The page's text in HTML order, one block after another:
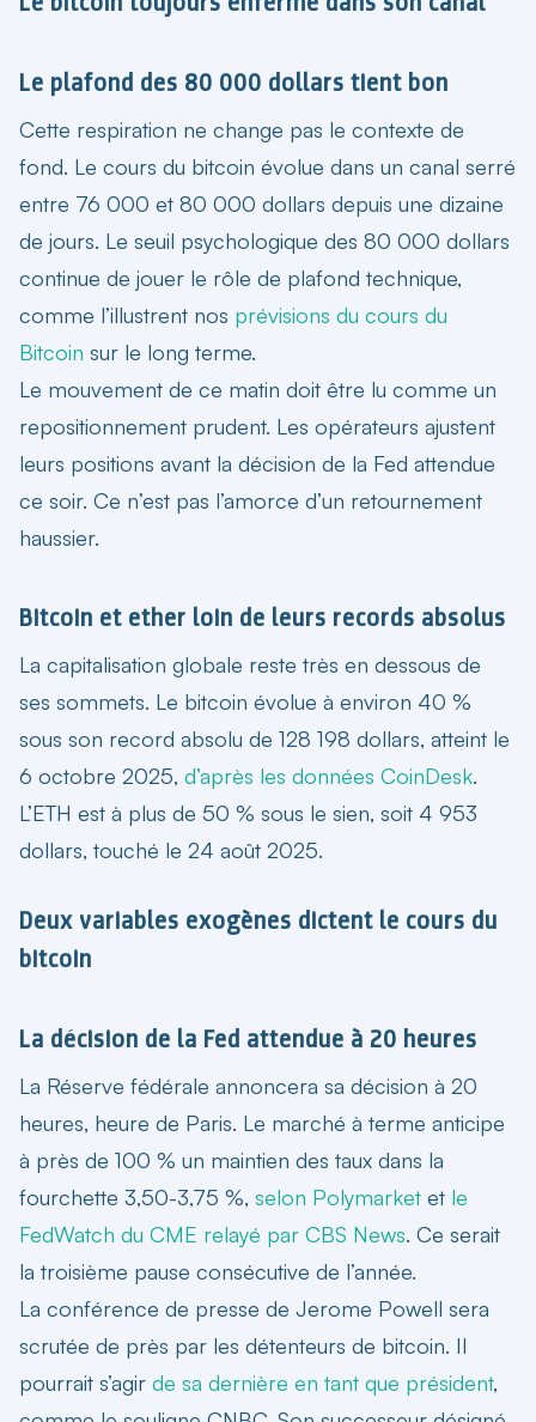
Le plafond des 80 000 dollars tient bon
Cette respiration ne change pas le contexte de
fond. Le cours du bitcoin évolue dans un canal serré
entre 76 000 et 80 000 dollars depuis une dizaine
de jours. Le seuil psychologique des 80 000 dollars
continue de jouer le rôle de plafond technique,
comme l’illustrent nos prévisions du cours du
Bitcoin sur le long terme.
Le mouvement de ce matin doit être lu comme un
repositionnement prudent. Les opérateurs ajustent
leurs positions avant la décision de la Fed attendue
ce soir. Ce n’est pas l’amorce d’un retournement
haussier.
Bitcoin et ether loin de leurs records absolus
La capitalisation globale reste très en dessous de
ses sommets. Le bitcoin évolue à environ 40 %
sous son record absolu de 128 198 dollars, atteint le
6 octobre 2025, d’après les données CoinDesk.
L’ETH est à plus de 50 % sous le sien, soit 4 953
dollars, touché le 24 août 2025.
Deux variables exogènes dictent le cours du
bitcoin
La décision de la Fed attendue à 20 heures
La Réserve fédérale annoncera sa décision à 20
heures, heure de Paris. Le marché à terme anticipe
à près de 100 % un maintien des taux dans la
fourchette 3,50-3,75 %, selon Polymarket et le
FedWatch du CME relayé par CBS News. Ce serait
la troisième pause consécutive de l’année.
La conférence de presse de Jerome Powell sera
scrutée de près par les détenteurs de bitcoin. Il
pourrait s’agir de sa dernière en tant que président,